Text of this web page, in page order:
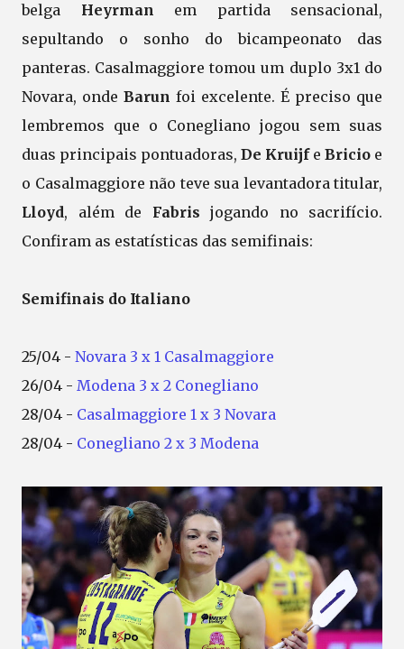
belga Heyrman em partida sensacional,
sepultando o sonho do bicampeonato das
panteras. Casalmaggiore tomou um duplo 3x1 do
Novara, onde Barun foi excelente. É preciso que
lembremos que o Conegliano jogou sem suas
duas principais pontuadoras, De Kruijfe Bricio e
o Casalmaggiore não teve sua levantadora titular,
Lloyd, além de Fabris jogando no sacrifício.
Confiram as estatísticas das semifinais:
Semifinais do Italiano
25/04 - Novara 3 x 1 Casalmaggiore
26/04 - Modena 3 x 2 Conegliano
28/04 - Casalmaggiore 1 x 3 Novara
28/04 - Conegliano 2 x 3 Modena